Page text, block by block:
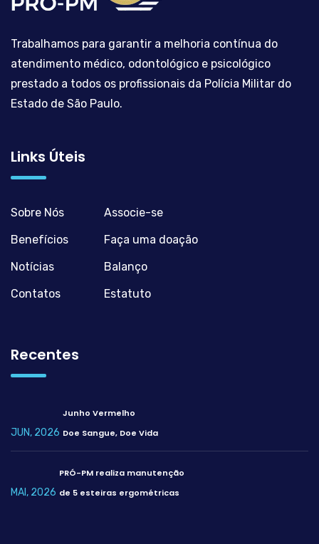
Trabalhamos para garantir a melhoria contínua do
atendimento médico, odontológico e psicológico
prestado a todos os profissionais da Polícia Militar do
Estado de São Paulo.
Links Úteis
Sobre Nós
Benefícios
Notícias
Contatos
Associe-se
Faça uma doação
Balanço
Estatuto
Recentes
JUN, 2026
Junho Vermelho
Doe Sangue, Doe Vida
MAI, 2026
PRÓ-PM realiza manutenção
de 5 esteiras ergométricas